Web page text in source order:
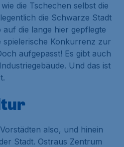
die Tschechen selbst die
die Schwarze Stadt
auf die lange hier gepflegte
spielerische Konkurrenz zur
aufgepasst! Es gibt auch
Und das ist
also, und hinein
Stadt. Ostraus Zentrum